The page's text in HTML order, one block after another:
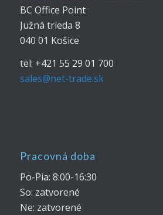
BC Office Point
Južná trieda 8
040 01 Košice
tel: +421 55 29 01 700
sales@net-trade.sk
Pracovná doba
Po-Pia: 8:00-16:30
So: zatvorené
Ne: zatvorené